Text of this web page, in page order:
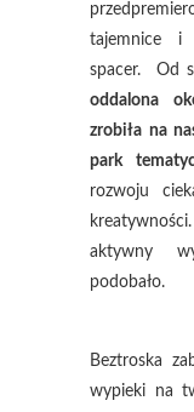
tajemnice i
spacer. Od
oddalona
zrobiła na
park
rozwoju
aktywny
podobało.
Beztroska
wypieki na